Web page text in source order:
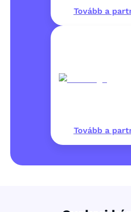
Tovább a
Tovább a